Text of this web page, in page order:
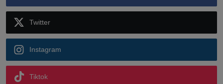
Twitter
Instagram
Tiktok